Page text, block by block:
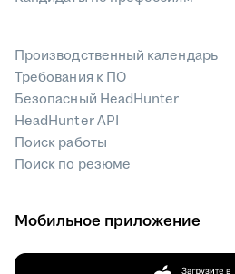
Производственный календарь
Требования к ПО
Безопасный HeadHunter
HeadHunter API
Поиск работы
Поиск по резюме
Мобильное приложение